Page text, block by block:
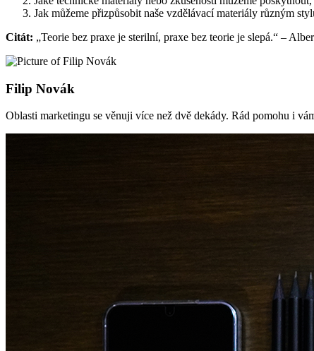
Jak můžeme přizpůsobit naše vzdělávací materiály různým
Citát: „Teorie bez praxe je sterilní, praxe bez teorie je slepá.“ –
Filip Novák
Oblasti marketingu se věnuji více než dvě dekády. Rád pomohu i